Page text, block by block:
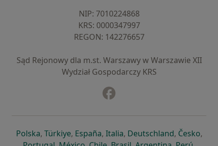
NIP: ⁠7010224868
KRS: ⁠0000347997
REGON: ⁠142276657
Sąd Rejonowy dla m.st. Warszawy w Warszawie XII
Wydział Gospodarczy KRS
Polskaotwiera się w nowej karcie
, Türkiyeotwiera się w nowej karcie
, Españaotwiera się w nowej karcie
, Italiaotwiera się w nowej
, Deutschlandotwiera się
, Česko,